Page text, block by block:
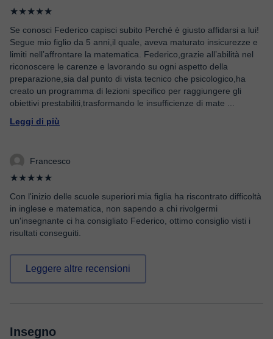
★★★★★
Se conosci Federico capisci subito Perché è giusto affidarsi a lui!
Segue mio figlio da 5 anni,il quale, aveva maturato insicurezze e
limiti nell’affrontare la matematica. Federico,grazie all’abilità nel
riconoscere le carenze e lavorando su ogni aspetto della
preparazione,sia dal punto di vista tecnico che psicologico,ha
creato un programma di lezioni specifico per raggiungere gli
obiettivi prestabiliti,trasformando le insufficienze di mate
Leggi di più
Francesco
★★★★★
Con l'inizio delle scuole superiori mia figlia ha riscontrato difficoltà
in inglese e matematica, non sapendo a chi rivolgermi
un'insegnante ci ha consigliato Federico, ottimo consiglio visti i
risultati conseguiti.
Leggere altre recensioni
Insegno